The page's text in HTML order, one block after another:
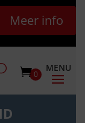
Meer info
0